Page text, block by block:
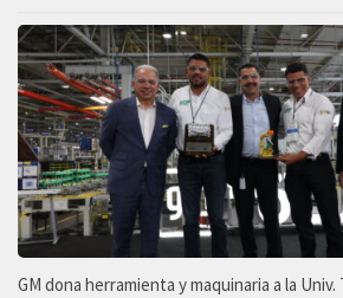
GM dona herramienta y maquinaria a la